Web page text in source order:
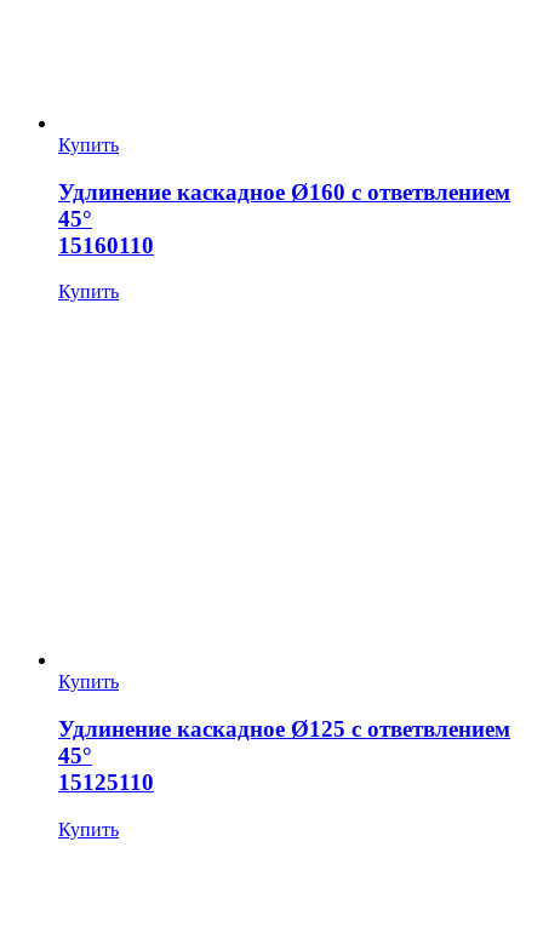
Купить
Удлинение каскадное Ø160 с ответвлением
45°
15160110
Купить
Купить
Удлинение каскадное Ø125 с ответвлением
45°
15125110
Купить